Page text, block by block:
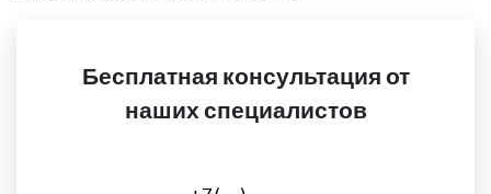
Бесплатная консультация от
наших специалистов